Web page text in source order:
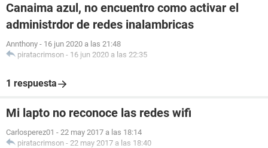
Canaima azul, no encuentro como activar el
administrdor de redes inalambricas
Annthony - 16 jun 2020 a las 21:48
piratacrimson - 16 jun 2020 a las 22:35
1 respuesta
Mi lapto no reconoce las redes wifi
Carlosperez01 - 22 may 2017 a las 18:14
piratacrimson - 22 may 2017 a las 18:40